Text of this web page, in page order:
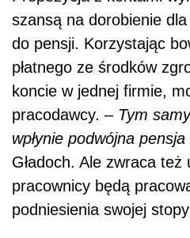
szansą na dorobienie
do pensji. Korzystając
płatnego ze środków
koncie w jednej firmie,
pracodawcy. – Tym
wpłynie podwójna pensja
Gładoch. Ale zwraca
pracownicy będą
podniesienia swojej